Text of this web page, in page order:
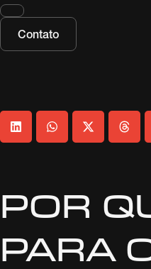
Contato
POR
PARA